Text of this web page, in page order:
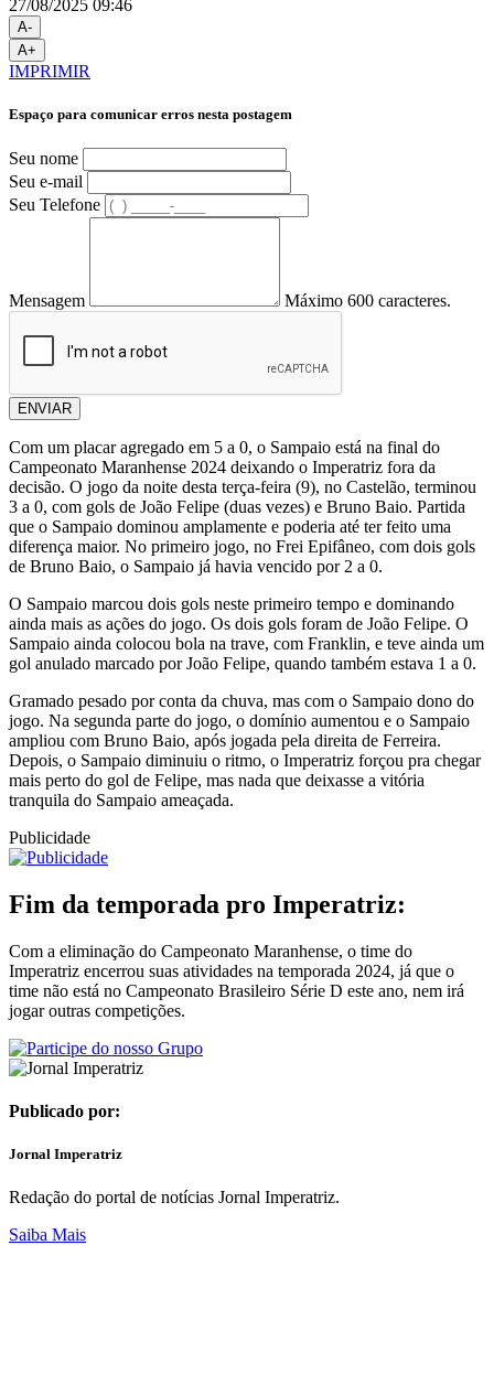
27/08/2025 09:46
A-
A+
IMPRIMIR
Espaço para comunicar erros nesta postagem
Seu nome
Seu e-mail
Seu Telefone
Mensagem Máximo 600 caracteres.
ENVIAR
Com um placar agregado em 5 a 0, o Sampaio está na final do
Campeonato Maranhense 2024 deixando o Imperatriz fora da
decisão. O jogo da noite desta terça-feira (9), no Castelão, terminou
3 a 0, com gols de João Felipe (duas vezes) e Bruno Baio. Partida
que o Sampaio dominou amplamente e poderia até ter feito uma
diferença maior. No primeiro jogo, no Frei Epifâneo, com dois gols
de Bruno Baio, o Sampaio já havia vencido por 2 a 0.
O Sampaio marcou dois gols neste primeiro tempo e dominando
ainda mais as ações do jogo. Os dois gols foram de João Felipe. O
Sampaio ainda colocou bola na trave, com Franklin, e teve ainda um
gol anulado marcado por João Felipe, quando também estava 1 a 0.
Gramado pesado por conta da chuva, mas com o Sampaio dono do
jogo. Na segunda parte do jogo, o domínio aumentou e o Sampaio
ampliou com Bruno Baio, após jogada pela direita de Ferreira.
Depois, o Sampaio diminuiu o ritmo, o Imperatriz forçou pra chegar
mais perto do gol de Felipe, mas nada que deixasse a vitória
tranquila do Sampaio ameaçada.
Publicidade
Fim da temporada pro Imperatriz:
Com a eliminação do Campeonato Maranhense, o time do
Imperatriz encerrou suas atividades na temporada 2024, já que o
time não está no Campeonato Brasileiro Série D este ano, nem irá
jogar outras competições.
Publicado por:
Jornal Imperatriz
Redação do portal de notícias Jornal Imperatriz.
Saiba Mais